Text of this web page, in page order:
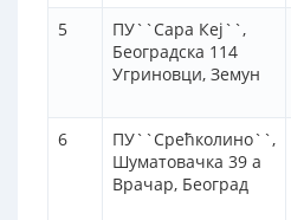
5
ПУ``Сара Кеј``,
Београдска 114
Угриновци, Земун
6
ПУ``Срећколино``,
Шуматовачка 39 а
Врачар, Београд